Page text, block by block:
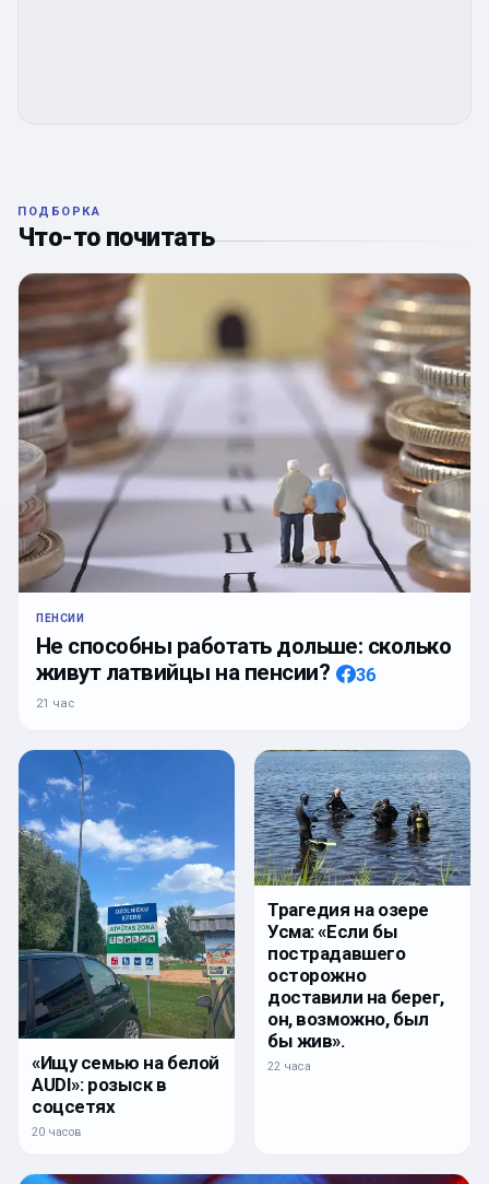
ПОДБОРКА
Что-то почитать
ПЕНСИИ
Не способны работать дольше: сколько
живут латвийцы на пенсии?
36
21 час
«Ищу семью на белой
AUDI»: розыск в
соцсетях
20 часов
Трагедия на озере
Усма: «Если бы
пострадавшего
осторожно
доставили на берег,
он, возможно, был
бы жив».
22 часа